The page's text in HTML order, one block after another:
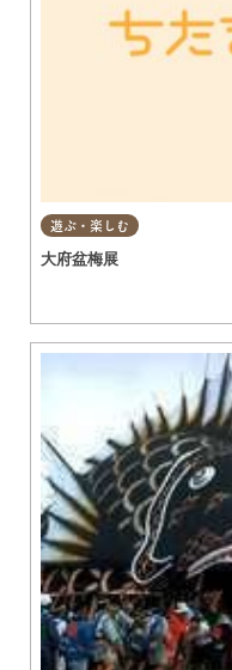
遊ぶ・楽しむ
大府盆梅展